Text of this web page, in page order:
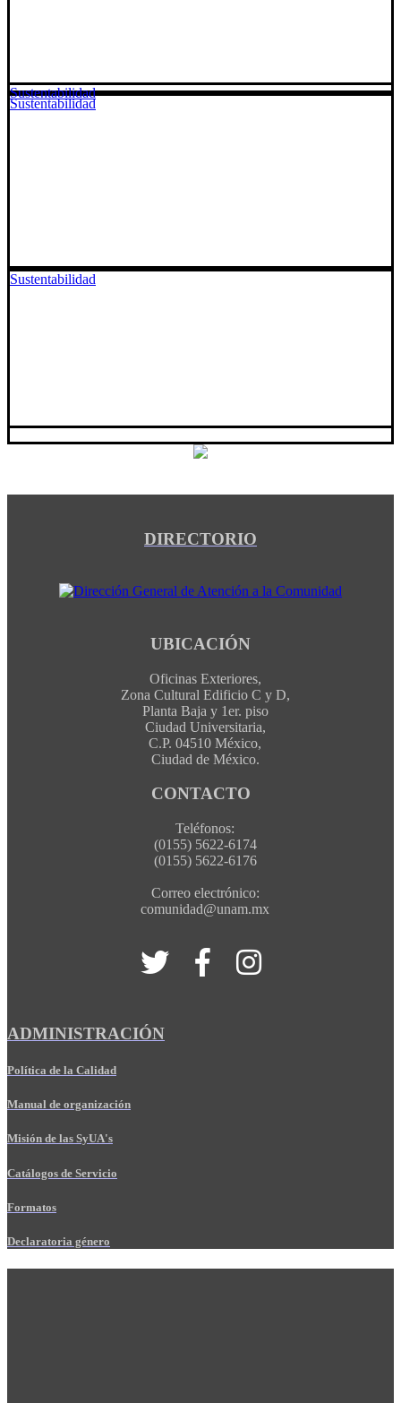
Sustentabilidad
Sustentabilidad
Sustentabilidad
DIRECTORIO
UBICACIÓN
Oficinas Exteriores,
Zona Cultural Edificio C y D,
Planta Baja y 1er. piso
Ciudad Universitaria,
C.P. 04510 México,
Ciudad de México.
CONTACTO
Teléfonos:
(0155) 5622-6174
(0155) 5622-6176
Correo electrónico:
comunidad@unam.mx
ADMINISTRACIÓN
Política de la Calidad
Manual de organización
Misión de las SyUA's
Catálogos de Servicio
Formatos
Declaratoria género